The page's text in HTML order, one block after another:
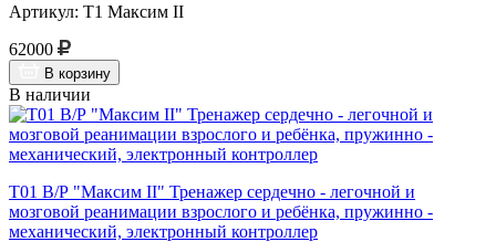
Артикул: Т1 Максим II
62000
В корзину
В наличии
Т01 В/Р "Максим II" Тренажер сердечно - легочной и
мозговой реанимации взрослого и ребёнка, пружинно -
механический, электронный контроллер